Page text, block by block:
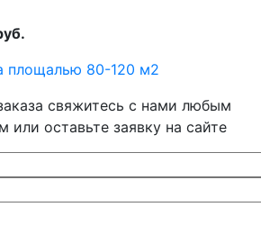
площалью 80-120 м2
свяжитесь с нами любым
или оставьте заявку на сайте